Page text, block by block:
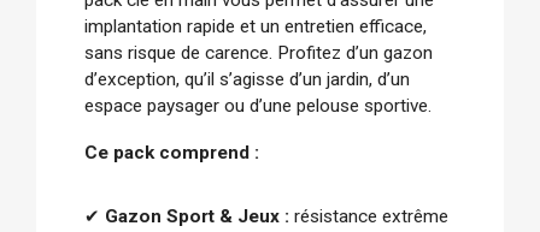
implantation rapide et un entretien efficace,
sans risque de carence. Profitez d’un gazon
d’exception, qu’il s’agisse d’un jardin, d’un
espace paysager ou d’une pelouse sportive.
Ce pack comprend :
✔ Gazon Sport & Jeux : résistance extrême